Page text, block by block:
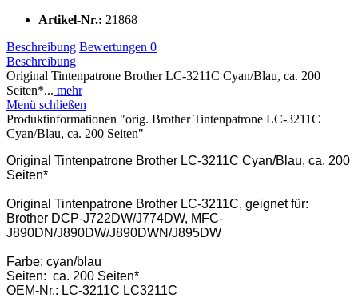
Artikel-Nr.: 21868
Beschreibung Bewertungen 0
Beschreibung
Original Tintenpatrone Brother LC-3211C Cyan/Blau, ca. 200
Seiten*... mehr
Menü schließen
Produktinformationen "orig. Brother Tintenpatrone LC-3211C
Cyan/Blau, ca. 200 Seiten"
Original Tintenpatrone Brother LC-3211C Cyan/Blau, ca. 200
Seiten*
Original Tintenpatrone Brother LC-3211C, geignet für:
Brother DCP-J722DW/J774DW, MFC-
J890DN/J890DW/J890DWN/J895DW
Farbe: cyan/blau
Seiten: ca. 200 Seiten*
OEM-Nr.: LC-3211C LC3211C